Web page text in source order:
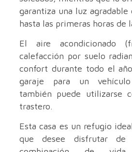
garantiza una luz agradable
hasta las primeras horas de
El aire acondicionado
calefacción por suelo
confort durante todo el
garaje para un
también puede utilizarse
trastero.
Esta casa es un refugio
que desee disfrutar de